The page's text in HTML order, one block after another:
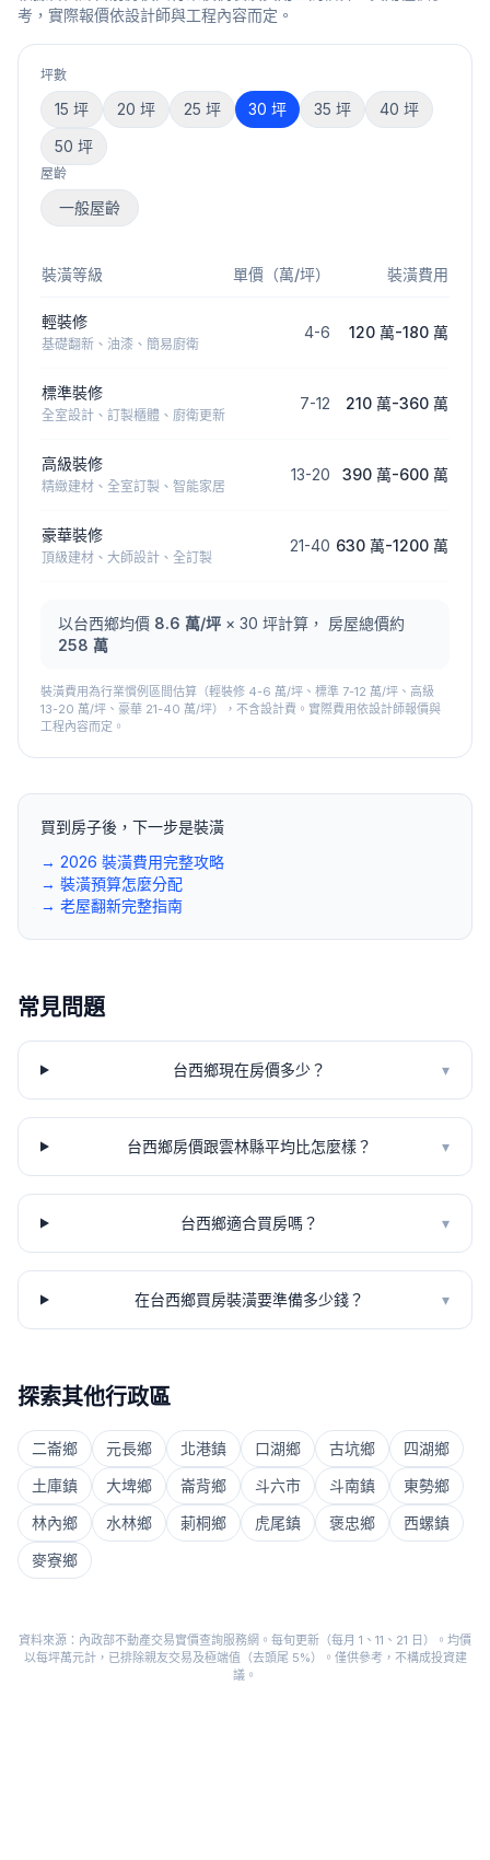
考，實際報價依設計師與工程內容而定。
坪數
15 坪 20 坪 25 坪 30 坪 35 坪 40 坪
50 坪
屋齡
一般屋齡
裝潢等級 單價（萬/坪） 裝潢費用
輕裝修
基礎翻新、油漆、簡易廚衛
4-6 120 萬-180 萬
標準裝修
全室設計、訂製櫃體、廚衛更新
7-12 210 萬-360 萬
高級裝修
精緻建材、全室訂製、智能家居
13-20 390 萬-600 萬
豪華裝修
頂級建材、大師設計、全訂製
21-40 630 萬-1200 萬
以台西鄉均價 8.6 萬/坪 × 30 坪計算， 房屋總價約
258 萬
裝潢費用為行業慣例區間估算（輕裝修 4-6 萬/坪、標準 7-12 萬/坪、高級
13-20 萬/坪、豪華 21-40 萬/坪），不含設計費。實際費用依設計師報價與
工程內容而定。
買到房子後，下一步是裝潢
→ 2026 裝潢費用完整攻略
→ 裝潢預算怎麼分配
→ 老屋翻新完整指南
常見問題
台西鄉現在房價多少？ ▾
台西鄉房價跟雲林縣平均比怎麼樣？ ▾
台西鄉適合買房嗎？ ▾
在台西鄉買房裝潢要準備多少錢？ ▾
探索其他行政區
二崙鄉 元長鄉 北港鎮 口湖鄉 古坑鄉
四湖鄉
土庫鎮
大埤鄉 崙背鄉 斗六市 斗南鎮
東勢鄉
林內鄉
水林鄉 莿桐鄉 虎尾鎮 褒忠鄉
西螺鎮
麥寮鄉
資料來源：內政部不動產交易實價查詢服務網。每旬更新（每月 1、11、21 日）。均價
以每坪萬元計，已排除親友交易及極端值（去頭尾 5%）。僅供參考，不構成投資建
議。